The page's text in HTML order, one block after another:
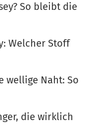
So bleibt die
Welcher Stoff
wellige Naht: So
die wirklich